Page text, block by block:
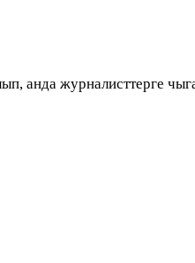
анда журналисттерге